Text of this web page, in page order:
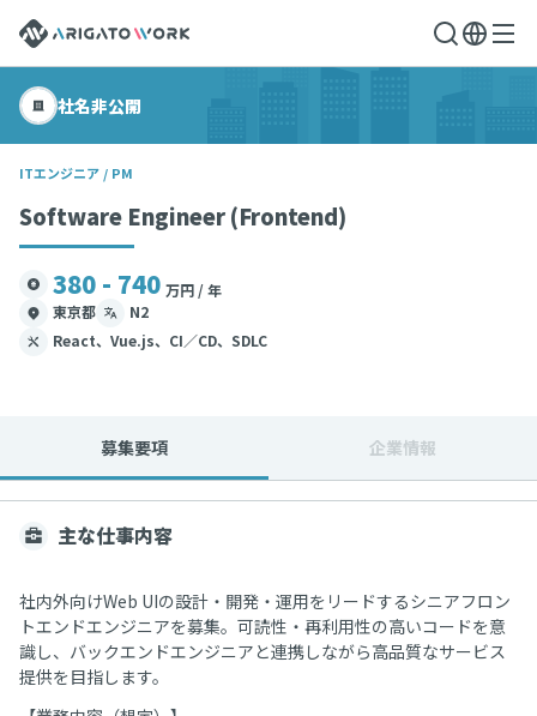
社名非公開
ITエンジニア / PM
Software Engineer (Frontend)
380 - 740 万円 / 年
東京都
N2
React、Vue.js、CI／CD、SDLC
募集要項 企業情報
主な仕事内容
社内外向けWeb UIの設計・開発・運用をリードするシニアフロン
トエンドエンジニアを募集。可読性・再利用性の高いコードを意
識し、バックエンドエンジニアと連携しながら高品質なサービス
提供を目指します。